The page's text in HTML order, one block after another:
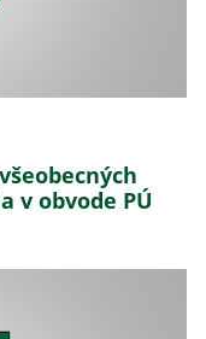
v obvode PÚ